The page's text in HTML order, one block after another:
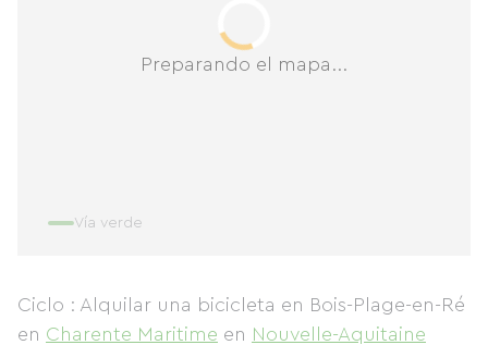
Preparando el mapa...
Vía verde
Ciclo : Alquilar una bicicleta en Bois-Plage-en-Ré
en Charente Maritime en Nouvelle-Aquitaine